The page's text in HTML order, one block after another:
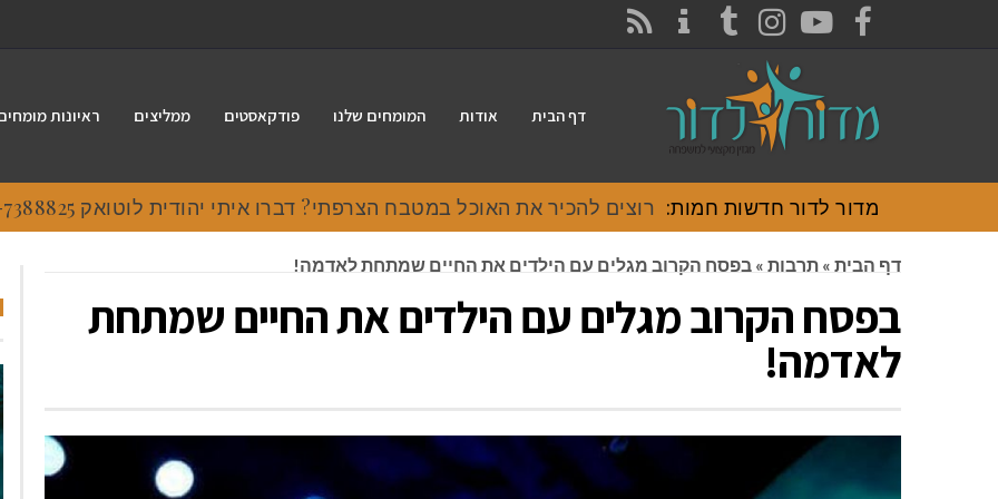
FACEBOOK
YOUTUBE
INSTAGRAM
TUMBLR
דף הבית אודות המומחים שלנו פודקאסטים ממליצים ראיונות
מדור לדור חדשות חמות: רוצים להכיר את האוכל במטבח הצרפתי? דברו איתי יהודית לוטואק 054-7388825.
דף הבית » תרבות » בפסח הקרוב מגלים עם הילדים את החיים שמתחת לאדמה!
בפסח הקרוב מגלים עם הילדים את החיים שמתחת
לאדמה!